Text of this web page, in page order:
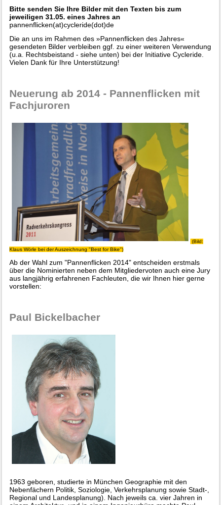
Bitte senden Sie Ihre Bilder mit den Texten bis zum
jeweiligen 31.05. eines Jahres an
pannenflicken(at)cycleride(dot)de
Die an uns im Rahmen des »Pannenflicken des Jahres«
gesendeten Bilder verbleiben ggf. zu einer weiteren Verwendung
(u.a. Rechtsbeistand - siehe unten) bei der Initiative Cycleride.
Vielen Dank für Ihre Unterstützung!
Neuerung ab 2014 - Pannenflicken mit
Fachjuroren
(Bild:
Klaus Wörle bei der Auszeichnung "Best for Bike")
Ab der Wahl zum "Pannenflicken 2014" entscheiden erstmals
über die Nominierten neben dem Mitgliedervoten auch eine Jury
aus langjährig erfahrenen Fachleuten, die wir Ihnen hier gerne
vorstellen:
Paul Bickelbacher
1963 geboren, studierte in München Geographie mit den
Nebenfächern Politik, Soziologie, Verkehrsplanung sowie Stadt-,
Regional und Landesplanung). Nach jeweils ca. vier Jahren in